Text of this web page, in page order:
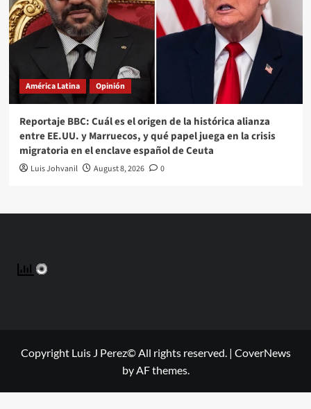
América Latina Opinión
Reportaje BBC: Cuál es el origen de la histórica alianza
entre EE.UU. y Marruecos, y qué papel juega en la crisis
migratoria en el enclave español de Ceuta
Luis Johvanil August 8, 2026 0
Copyright Luis J Perez© All rights reserved. | CoverNews
by AF themes.